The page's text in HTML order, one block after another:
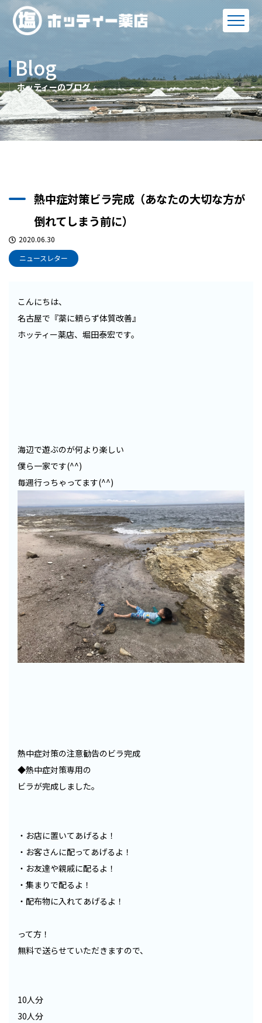
Blog
ホッティーのブログ
熱中症対策ビラ完成（あなたの大切な方が
倒れてしまう前に）
2020.06.30
ニュースレター
こんにちは、
名古屋で『薬に頼らず体質改善』
ホッティー薬店、堀田泰宏です。
海辺で遊ぶのが何より楽しい
僕ら一家です(^^)
毎週行っちゃってます(^^)
熱中症対策の注意勧告のビラ完成
◆熱中症対策専用の
ビラが完成しました。
・お店に置いてあげるよ！
・お客さんに配ってあげるよ！
・お友達や親戚に配るよ！
・集まりで配るよ！
・配布物に入れてあげるよ！
って方！
無料で送らせていただきますので、
10人分
30人分